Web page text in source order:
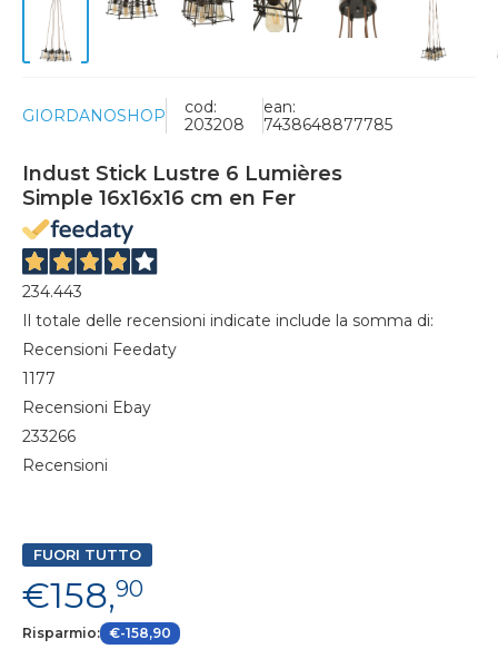
GIORDANOSHOP
cod:
203208
ean:
7438648877785
Indust Stick Lustre 6 Lumières
Simple 16x16x16 cm en Fer
234.443
Il totale delle recensioni indicate include la somma di:
Recensioni Feedaty
1177
Recensioni Ebay
233266
Recensioni
FUORI TUTTO
€158,90
Risparmio: €-158,90